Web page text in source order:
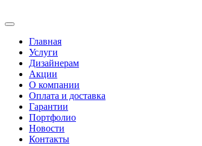
Главная
Услуги
Дизайнерам
Акции
О компании
Оплата и доставка
Гарантии
Портфолио
Новости
Контакты